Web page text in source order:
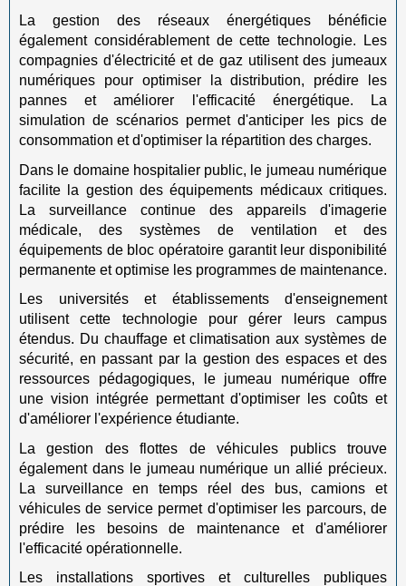
La gestion des réseaux énergétiques bénéficie
également considérablement de cette technologie. Les
compagnies d'électricité et de gaz utilisent des jumeaux
numériques pour optimiser la distribution, prédire les
pannes et améliorer l'efficacité énergétique. La
simulation de scénarios permet d'anticiper les pics de
consommation et d'optimiser la répartition des charges.
Dans le domaine hospitalier public, le jumeau numérique
facilite la gestion des équipements médicaux critiques.
La surveillance continue des appareils d'imagerie
médicale, des systèmes de ventilation et des
équipements de bloc opératoire garantit leur disponibilité
permanente et optimise les programmes de maintenance.
Les universités et établissements d'enseignement
utilisent cette technologie pour gérer leurs campus
étendus. Du chauffage et climatisation aux systèmes de
sécurité, en passant par la gestion des espaces et des
ressources pédagogiques, le jumeau numérique offre
une vision intégrée permettant d'optimiser les coûts et
d'améliorer l'expérience étudiante.
La gestion des flottes de véhicules publics trouve
également dans le jumeau numérique un allié précieux.
La surveillance en temps réel des bus, camions et
véhicules de service permet d'optimiser les parcours, de
prédire les besoins de maintenance et d'améliorer
l'efficacité opérationnelle.
Les installations sportives et culturelles publiques